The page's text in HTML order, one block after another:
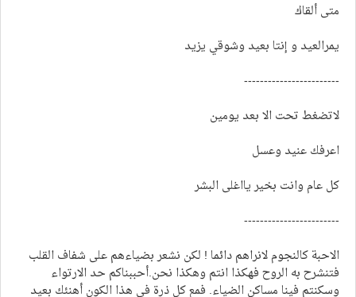
متى ألقاك
يمرالعيد و إنتا بعيد وشوقي يزيد
------------------------
لاتضغط تحت الا بعد يومين
اعرفك عنيد وعسل
كل عام وانت بخير يااغلى البشر
------------------------
الاحبة كالنجوم لانراهم دائما ! لكن نشعر بضياءهم على شفاف القلب
فتنشرح به الروح فهكذا انتم وهكذا نحن.أحببناكم حد الارتواء
وسكنتم فينا مساكن الضياء. فمع كل ذرة في هذا الكون أهنئك بعيد